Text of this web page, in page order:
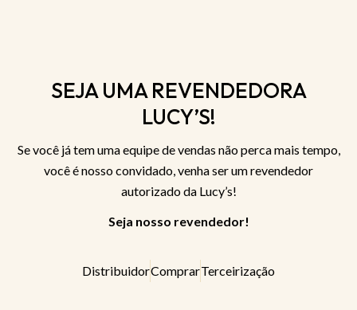
SEJA UMA REVENDEDORA
LUCY’S!
Se você já tem uma equipe de vendas não perca mais tempo,
você é nosso convidado, venha ser um revendedor
autorizado da Lucy’s!
Seja nosso revendedor!
DistribuidorComprarTerceirização